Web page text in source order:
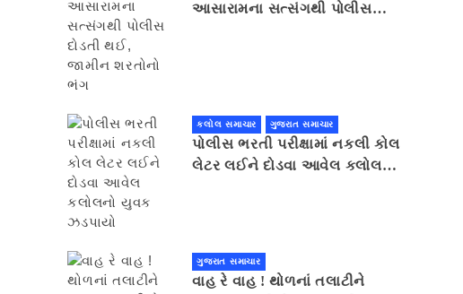
આસારામના સત્સંગથી પોલીસ
કલોલ સમાચાર ગુજરાત સમાચાર
પોલીસ ભરતી પરીક્ષામાં નકલી કોલ
લેટર લઈને દોડવા આવેલ કલોલનો
ગુજરાત સમાચાર
વાહ રે વાહ ! થોળનાં તલાટીને